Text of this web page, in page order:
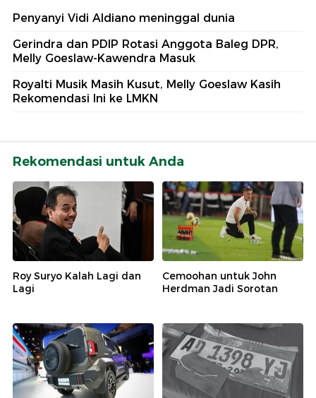
Penyanyi Vidi Aldiano meninggal dunia
Gerindra dan PDIP Rotasi Anggota Baleg DPR,
Melly Goeslaw-Kawendra Masuk
Royalti Musik Masih Kusut, Melly Goeslaw Kasih
Rekomendasi Ini ke LMKN
Rekomendasi untuk Anda
Roy Suryo Kalah Lagi dan
Lagi
Cemoohan untuk John
Herdman Jadi Sorotan